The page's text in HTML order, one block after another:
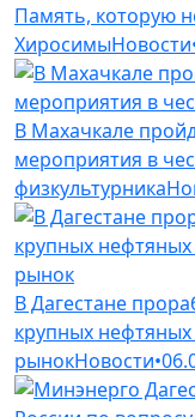
Память, которую
ХиросимыНовости
В Махачкале
мероприятия в
физкультурника
В Дагестане
крупных
рынокНовости•